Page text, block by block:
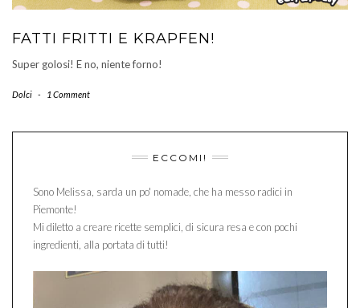
FATTI FRITTI E KRAPFEN!
Super golosi! E no, niente forno!
Dolci - 1 Comment
ECCOMI!
Sono Melissa, sarda un po' nomade, che ha messo radici in
Piemonte!
Mi diletto a creare ricette semplici, di sicura resa e con pochi
ingredienti, alla portata di tutti!